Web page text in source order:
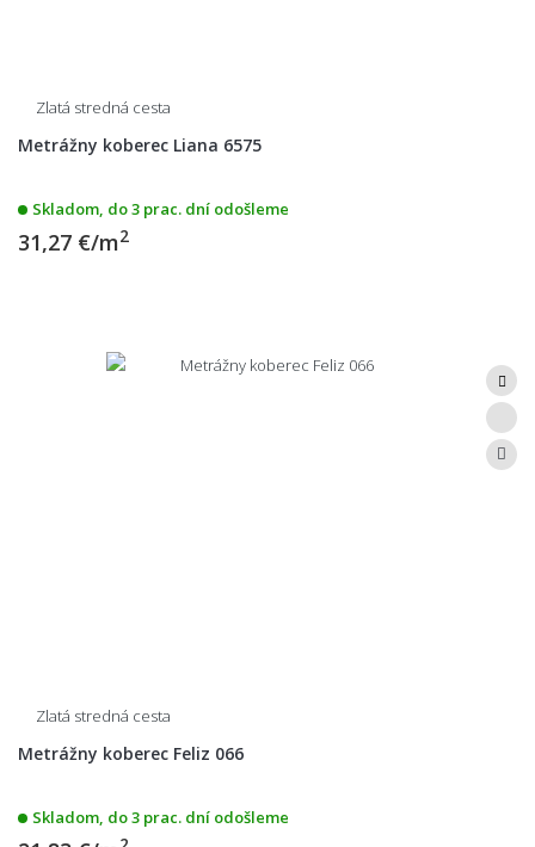
Zlatá stredná cesta
Metrážny koberec Liana 6575
Skladom, do 3 prac. dní odošleme
31,27 €/m2
Zlatá stredná cesta
Metrážny koberec Feliz 066
Skladom, do 3 prac. dní odošleme